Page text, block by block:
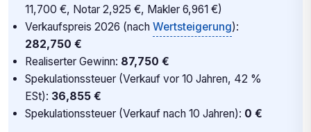
11,700 €, Notar 2,925 €, Makler 6,961 €)
Verkaufspreis 2026 (nach Wertsteigerung):
282,750 €
Realiserter Gewinn: 87,750 €
Spekulationssteuer (Verkauf vor 10 Jahren, 42 %
ESt): 36,855 €
Spekulationssteuer (Verkauf nach 10 Jahren): 0 €